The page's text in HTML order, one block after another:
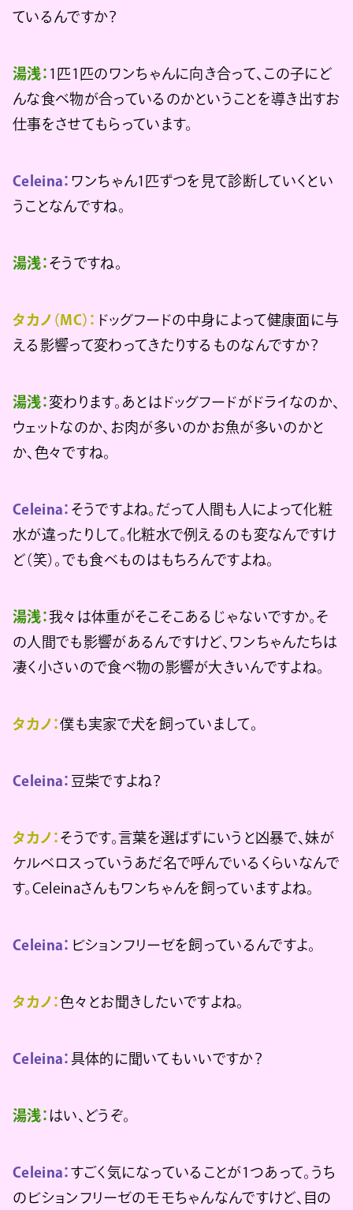
ているんですか？
湯浅： 1匹1匹のワンちゃんに向き合って、この子にど
んな食べ物が合っているのかということを導き出すお
仕事をさせてもらっています。
Celeina： ワンちゃん1匹ずつを見て診断していくとい
うことなんですね。
湯浅： そうですね。
タカノ（MC）： ドッグフードの中身によって健康面に与
える影響って変わってきたりするものなんですか？
湯浅： 変わります。あとはドッグフードがドライなのか、
ウェットなのか、お肉が多いのかお魚が多いのかと
か、色々ですね。
Celeina： そうですよね。だって人間も人によって化粧
水が違ったりして。化粧水で例えるのも変なんですけ
ど（笑）。でも食べものはもちろんですよね。
湯浅：我々は体重がそこそこあるじゃないですか。そ
の人間でも影響があるんですけど、ワンちゃんたちは
凄く小さいので食べ物の影響が大きいんですよね。
タカノ：僕も実家で犬を飼っていまして。
Celeina： 豆柴ですよね？
タカノ： そうです。言葉を選ばずにいうと凶暴で、妹が
ケルベロスっていうあだ名で呼んでいるくらいなんで
す。Celeinaさんもワンちゃんを飼っていますよね。
Celeina： ビションフリーゼを飼っているんですよ。
タカノ：色々とお聞きしたいですよね。
Celeina： 具体的に聞いてもいいですか？
湯浅： はい、どうぞ。
Celeina： すごく気になっていることが1つあって。うち
のビションフリーゼのモモちゃんなんですけど、目の